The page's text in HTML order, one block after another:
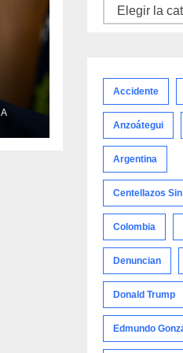
Noticias
Accidente
Anzoátegui
Argentina
Centellazos
Colombia
Denuncian
Donald Trump
Edmundo